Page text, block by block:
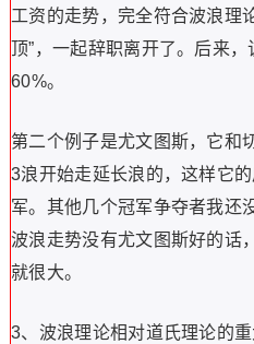
工资的走势，完全符合波浪理
顶”，一起辞职离开了。后来
60%。
第二个例子是尤文图斯，它和
3浪开始走延长浪的，这样它
军。其他几个冠军争夺者我还
波浪走势没有尤文图斯好的话
就很大。
3、波浪理论相对道氏理论的重